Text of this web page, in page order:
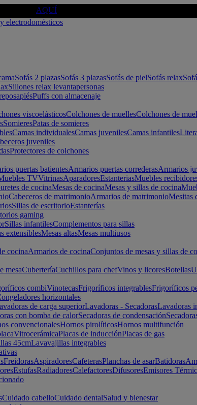
AQUÍ
Sofás 2 plazasSofás 3 plazasSofás de pielSofás relax
Sillones relax levantapersonas
Puffs con almacenaje
viscoelásticosColchones de muellesColchones de
SomieresPatas de somieres
Camas individualesCamas juvenilesCamas infantiles
juveniles
Protectores de colchones
puertas batientesArmarios puertas correderasArmarios
TVVitrinasAparadoresEstanteriasMuebles
de cocinaMesas de cocinaMesas y sillas de cocina
Cabeceros de matrimonioArmarios de matrimonioMesitas
Sillas de escritorioEstanterías
gaming
Sillas infantilesComplementos para sillas
extensiblesMesas altasMesas multiusos
cocinaArmarios de cocinaConjuntos de mesas y sillas de
mesaCuberteríaCuchillos para chefVinos y licoresBotellas
combiVinotecasFrigoríficos integrablesFrigoríficos
horizontales
de carga superiorLavadoras - SecadorasLavadoras
con bomba de calorSecadoras de condensación
convencionalesHornos pirolíticosHornos multifunción
VitrocerámicaPlacas de inducciónPlacas de gas
45cmLavavajillas integrables
FreidorasAspiradoresCafeterasPlanchas de asarBatidoras
EstufasRadiadoresCalefactoresDifusoresEmisores
Cuidado cabelloCuidado dentalSalud y bienestar